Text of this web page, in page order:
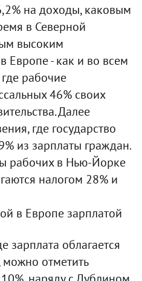
на доходы, каковым
в Северной
высоким
Европе - как и во всем
рабочие
46% своих
Далее
где государство
из зарплаты граждан.
рабочих в Нью-Йорке
налогом 28% и
в Европе зарплатой
зарплата облагается
отметить